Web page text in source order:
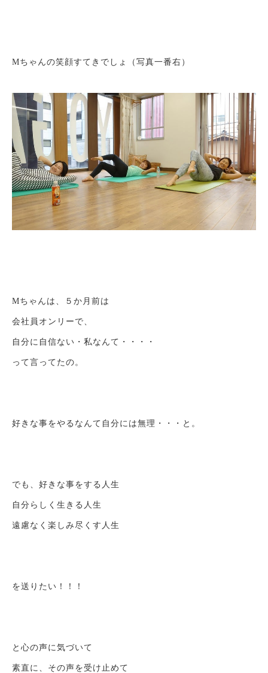
Mちゃんの笑顔すてきでしょ（写真一番右）
Mちゃんは、５か月前は
会社員オンリーで、
自分に自信ない・私なんて・・・・
って言ってたの。
好きな事をやるなんて自分には無理・・・と。
でも、好きな事をする人生
自分らしく生きる人生
遠慮なく楽しみ尽くす人生
を送りたい！！！
と心の声に気づいて
素直に、その声を受け止めて